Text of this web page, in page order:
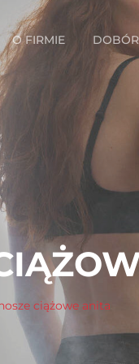
O FIRMIE
ciążowe anita